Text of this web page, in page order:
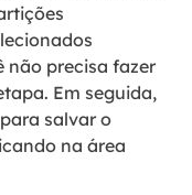
precisa fazer
Em seguida,
salvar o
na área